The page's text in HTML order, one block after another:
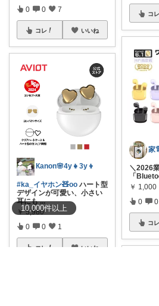
10,000件以上
0 0 7
コレ いいね
Кanon🌸4y👧3y👦
#ka_イヤホン🧸oo ハート型
デザインが可愛い、小さい
耳にも ...
￥ 5,980
0 0 1
コレ いいね
コレ
＼2026
「
￥ 1,000
0 0
コレ